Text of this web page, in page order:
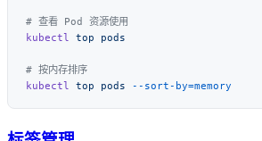
kubectl top
kubectl top pods